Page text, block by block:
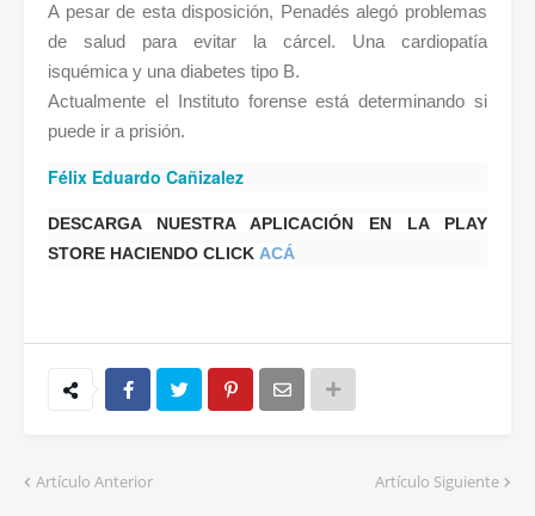
A pesar de esta disposición, Penadés alegó problemas
de salud para evitar la cárcel. Una cardiopatía
isquémica y una diabetes tipo B.
Actualmente el Instituto forense está determinando si
puede ir a prisión.
Félix Eduardo Cañizalez
DESCARGA NUESTRA APLICACIÓN EN LA PLAY
STORE HACIENDO CLICK ACÁ
Artículo Anterior Artículo Siguiente